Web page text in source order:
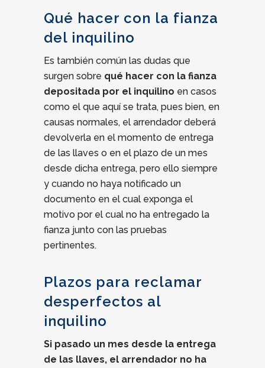
Qué hacer con la fianza
del inquilino
Es también común las dudas que
surgen sobre qué hacer con la fianza
depositada por el inquilino en casos
como el que aquí se trata, pues bien, en
causas normales, el arrendador deberá
devolverla en el momento de entrega
de las llaves o en el plazo de un mes
desde dicha entrega, pero ello siempre
y cuando no haya notificado un
documento en el cual exponga el
motivo por el cual no ha entregado la
fianza junto con las pruebas
pertinentes.
Plazos para reclamar
desperfectos al
inquilino
Si pasado un mes desde la entrega
de las llaves, el arrendador no ha